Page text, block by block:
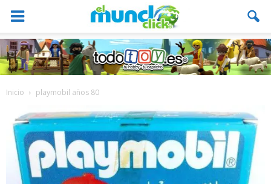
Inicio playmobil años 80